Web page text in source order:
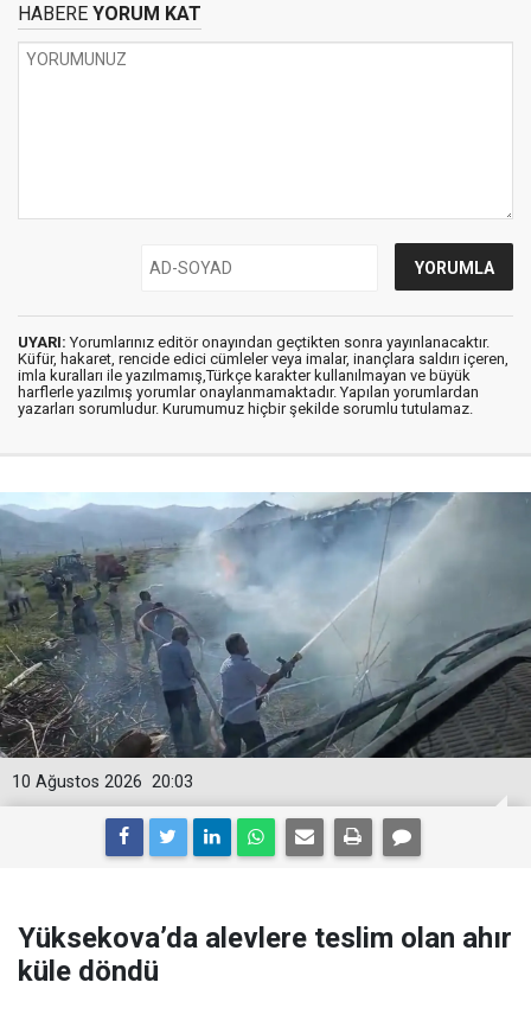
HABERE YORUM KAT
UYARI: Yorumlarınız editör onayından geçtikten sonra yayınlanacaktır.
Küfür, hakaret, rencide edici cümleler veya imalar, inançlara saldırı içeren,
imla kuralları ile yazılmamış,Türkçe karakter kullanılmayan ve büyük
harflerle yazılmış yorumlar onaylanmamaktadır. Yapılan yorumlardan
yazarları sorumludur. Kurumumuz hiçbir şekilde sorumlu tutulamaz.
20:03
10 Ağustos 2026
Yüksekova’da alevlere teslim olan ahır
küle döndü